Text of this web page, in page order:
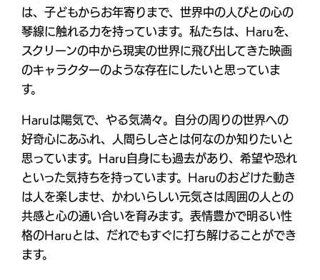
は、子どもからお年寄りまで、世界中の人びとの心の
琴線に触れる力を持っています。私たちは、Haruを、
スクリーンの中から現実の世界に飛び出してきた映画
のキャラクターのような存在にしたいと思っていま
す。
Haruは陽気で、やる気満々。自分の周りの世界への
好奇心にあふれ、人間らしさとは何なのか知りたいと
思っています。Haru自身にも過去があり、希望や恐れ
といった気持ちを持っています。Haruのおどけた動き
は人を楽しませ、かわいらしい元気さは周囲の人との
共感と心の通い合いを育みます。表情豊かで明るい性
格のHaruとは、だれでもすぐに打ち解けることができ
ます。